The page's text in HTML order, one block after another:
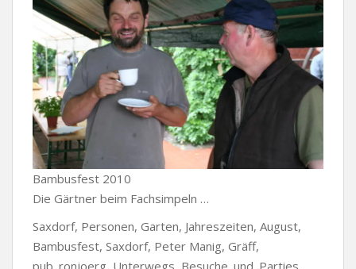
Bambusfest 2010
Die Gärtner beim Fachsimpeln …
Saxdorf, Personen, Garten, Jahreszeiten, August,
Bambusfest, Saxdorf, Peter Manig, Gräff,